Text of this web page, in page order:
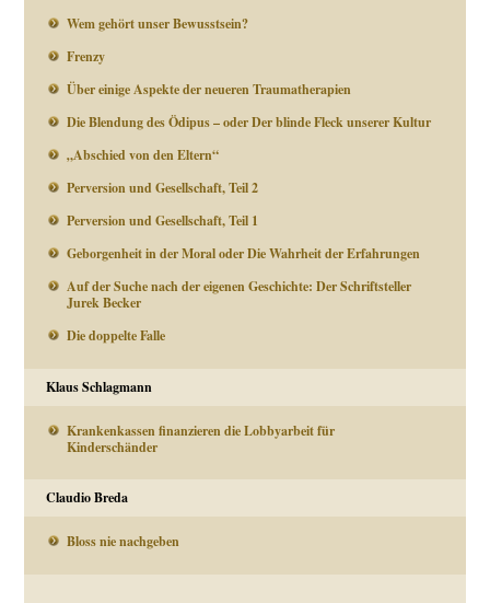
Wem gehört unser Bewusstsein?
Frenzy
Über einige Aspekte der neueren Traumatherapien
Die Blendung des Ödipus – oder Der blinde Fleck unserer Kultur
„Abschied von den Eltern“
Perversion und Gesellschaft, Teil 2
Perversion und Gesellschaft, Teil 1
Geborgenheit in der Moral oder Die Wahrheit der Erfahrungen
Auf der Suche nach der eigenen Geschichte: Der Schriftsteller
Jurek Becker
Die doppelte Falle
Klaus Schlagmann
Krankenkassen finanzieren die Lobbyarbeit für
Kinderschänder
Claudio Breda
Bloss nie nachgeben